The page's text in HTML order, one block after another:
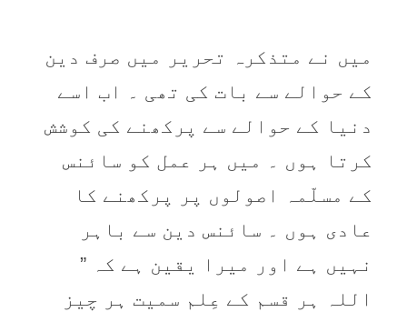
میں نے متذکرہ تحریر میں صرف دین
کے حوالے سے بات کی تھی ۔ اب اسے
دنیا کے حوالے سے پرکھنے کی کوشش
کرتا ہوں ۔ میں ہر عمل کو سائنس
کے مسلّمہ اصولوں پر پرکھنے کا
عادی ہوں ۔ سائنس دین سے باہر
نہیں ہے اور میرا یقین ہے کہ ”
اللہ ہر قسم کے عِلم سمیت ہر چیز